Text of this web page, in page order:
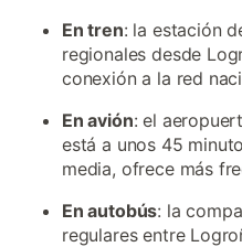
En tren: la estación
regionales desde
conexión a la red
En avión: el
está a unos 45
media, ofrece más
En autobús: la
regulares entre